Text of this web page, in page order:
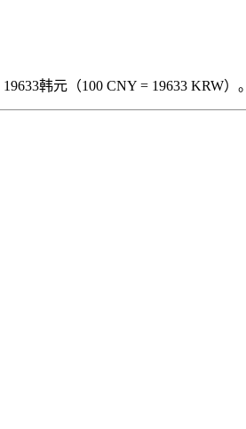
韩元（100 CNY = 19633 KRW）。